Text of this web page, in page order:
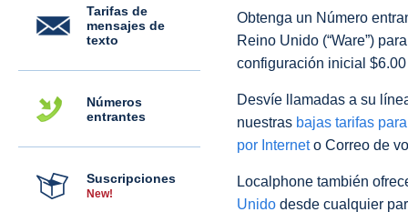
Tarifas de
mensajes de
texto
Números
entrantes
Suscripciones
New!
Obtenga un Número
Reino Unido (“Ware”)
configuración inicial
Desvíe llamadas a su
nuestras bajas tarifas
por Interneto Correo de
Localphone también
Unido desde cualquier